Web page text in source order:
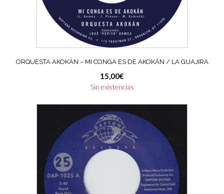
ORQUESTA AKOKÁN – MI CONGA ES DE AKOKÁN / LA GUAJIRA
15,00€
Sin existencias